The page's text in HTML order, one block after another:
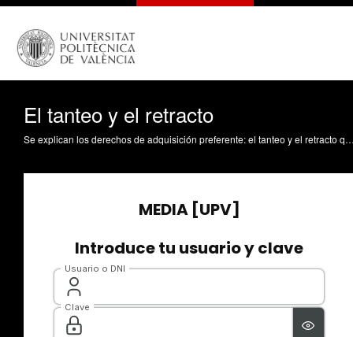
El tanteo y el retracto
Se explican los derechos de adquisición preferente: el tanteo y el retracto que se regulan en el Código civil español